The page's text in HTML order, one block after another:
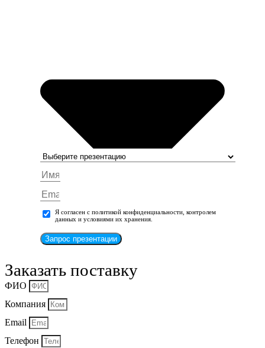
Я согласен с политикой конфиденциальности, контролем
данных и условиями их хранения.
Запрос презентации
Заказать поставку
ФИО
Компания
Email
Телефон